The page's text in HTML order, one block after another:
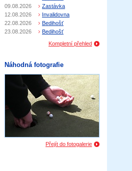
09.08.2026
Zastávka
12.08.2026
Invalidovna
22.08.2026
Bedihošť
23.08.2026
Bedihošť
Kompletní přehled
Náhodná fotografie
Přejít do fotogalerie